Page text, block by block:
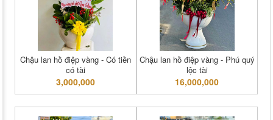
Chậu lan hồ điệp vàng - Có tiền
có tài
3,000,000
Chậu lan hồ điệp vàng - Phú quý
lộc tài
16,000,000